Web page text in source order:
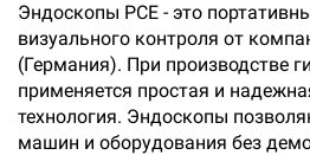
Эндоскопы PCE - это
визуального контроля от
(Германия). При производстве
применяется простая и
технология. Эндоскопы
машин и оборудования без